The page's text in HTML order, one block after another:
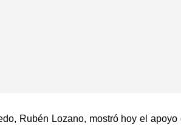
Rubén Lozano, mostró hoy el